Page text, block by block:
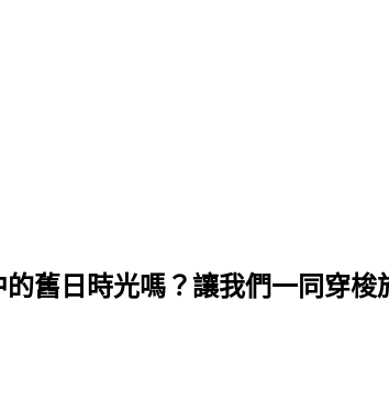
舊日時光嗎？讓我們一同穿